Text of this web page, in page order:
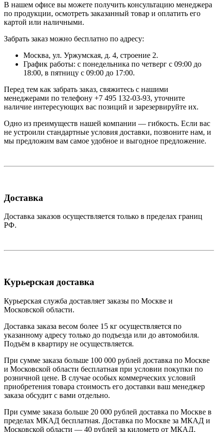
В нашем офисе вы можете получить консультацию менеджера
по продукции, осмотреть заказанный товар и оплатить его
картой или наличными.
Забрать заказ можно бесплатно по адресу:
Москва, ул. Уржумская, д. 4, строение 2.
График работы: с понедельника по четверг с 09:00 до
18:00, в пятницу с 09:00 до 17:00.
Перед тем как забрать заказ, свяжитесь с нашими
менеджерами по телефону +7 495 132-03-93, уточните
наличие интересующих вас позиций и зарезервируйте их.
Одно из преимуществ нашей компании — гибкость. Если вас
не устроили стандартные условия доставки, позвоните нам, и
мы предложим вам самое удобное и выгодное предложение.
Доставка
Доставка заказов осуществляется только в пределах границ
РФ.
Курьерская доставка
Курьерская служба доставляет заказы по Москве и
Московской области.
Доставка заказа весом более 15 кг осуществляется по
указанному адресу только до подъезда или до автомобиля.
Подъём в квартиру не осуществляется.
При сумме заказа больше 100 000 рублей доставка по Москве
и Московской области бесплатная при условии покупки по
розничной цене. В случае особых коммерческих условий
приобретения товара стоимость его доставки ваш менеджер
заказа обсудит с вами отдельно.
При сумме заказа больше 20 000 рублей доставка по Москве в
пределах МКАД бесплатная. Доставка по Москве за МКАД и
Московской области — 40 рублей за километр от МКАД.